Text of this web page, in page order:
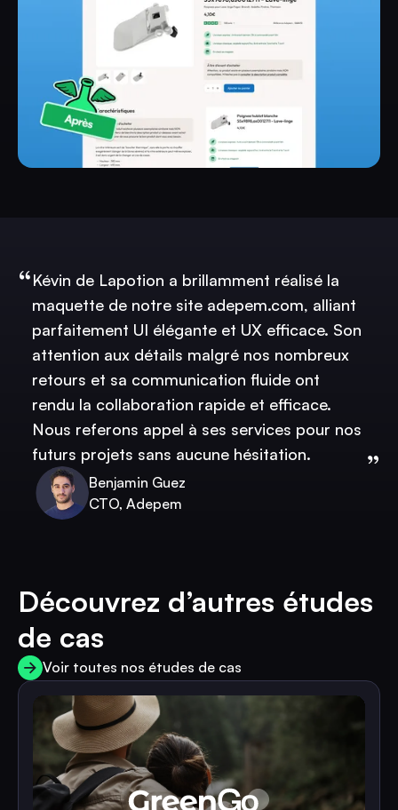
Kévin de Lapotion a brillamment réalisé la
maquette de notre site adepem.com, alliant
parfaitement UI élégante et UX efficace. Son
attention aux détails malgré nos nombreux
retours et sa communication fluide ont
rendu la collaboration rapide et efficace.
Nous referons appel à ses services pour nos
futurs projets sans aucune hésitation.
Benjamin Guez
CTO, Adepem
Découvrez d’autres études
de cas
Voir toutes nos études de cas
Voir toutes nos études de cas